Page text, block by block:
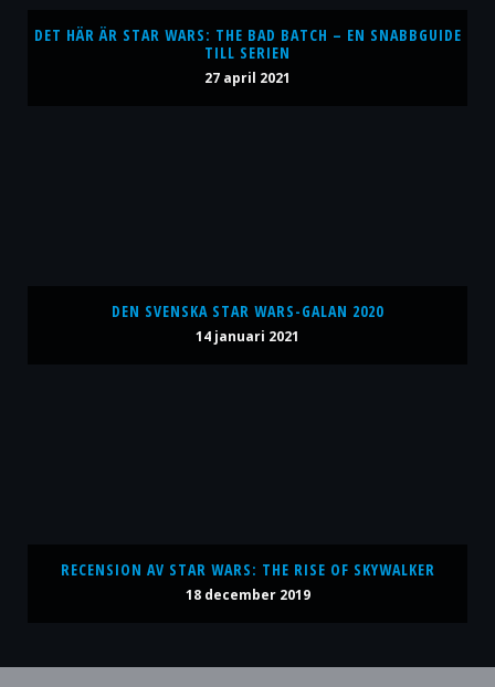
DET HÄR ÄR STAR WARS: THE BAD BATCH – EN SNABBGUIDE
TILL SERIEN
27 april 2021
DEN SVENSKA STAR WARS-GALAN 2020
14 januari 2021
RECENSION AV STAR WARS: THE RISE OF SKYWALKER
18 december 2019